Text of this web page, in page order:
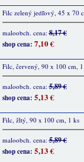
Filc zelený jedľový, 45 x 70
maloobch. cena:8,17 €
shop cena: 7,10 €
Filc, červený, 90 x 100 cm,
maloobch. cena:5,89 €
shop cena: 5,13 €
Filc, žltý, 90 x 100 cm, 1 ks
maloobch. cena:5,89 €
shop cena: 5,13 €